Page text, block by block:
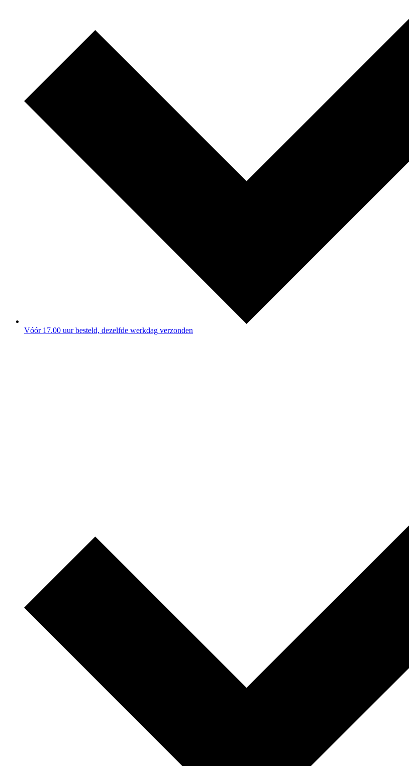
Vóór 17.00 uur besteld, dezelfde werkdag verzonden